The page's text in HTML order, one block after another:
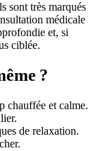
sont très marqués
médicale
et, si
ciblée.
?
chauffée et calme.
de relaxation.